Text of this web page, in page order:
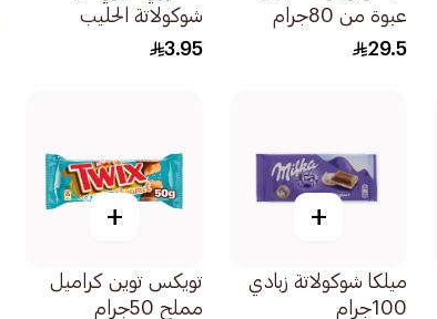
عبوة من 80جرام
29.5
شوكولاتة الحليب
بالكراميل 40جرام
3.95
+
ميلكا شوكولاتة زبادي
100جرام
+
تويكس توين كراميل
مملح 50جرام